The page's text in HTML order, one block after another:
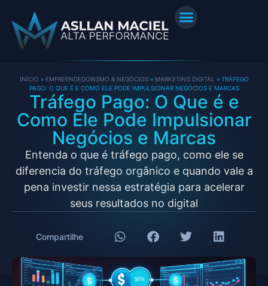
INÍCIO » EMPREENDEDORISMO & NEGÓCIOS» MARKETING DIGITAL » TRÁFEGO
PAGO: O QUE É E COMO ELE PODE IMPULSIONAR NEGÓCIOS E MARCAS
Tráfego Pago: O Que é e
Como Ele Pode Impulsionar
Negócios e Marcas
Entenda o que é tráfego pago, como ele se
diferencia do tráfego orgânico e quando vale a
pena investir nessa estratégia para acelerar
seus resultados no digital
Compartilhe